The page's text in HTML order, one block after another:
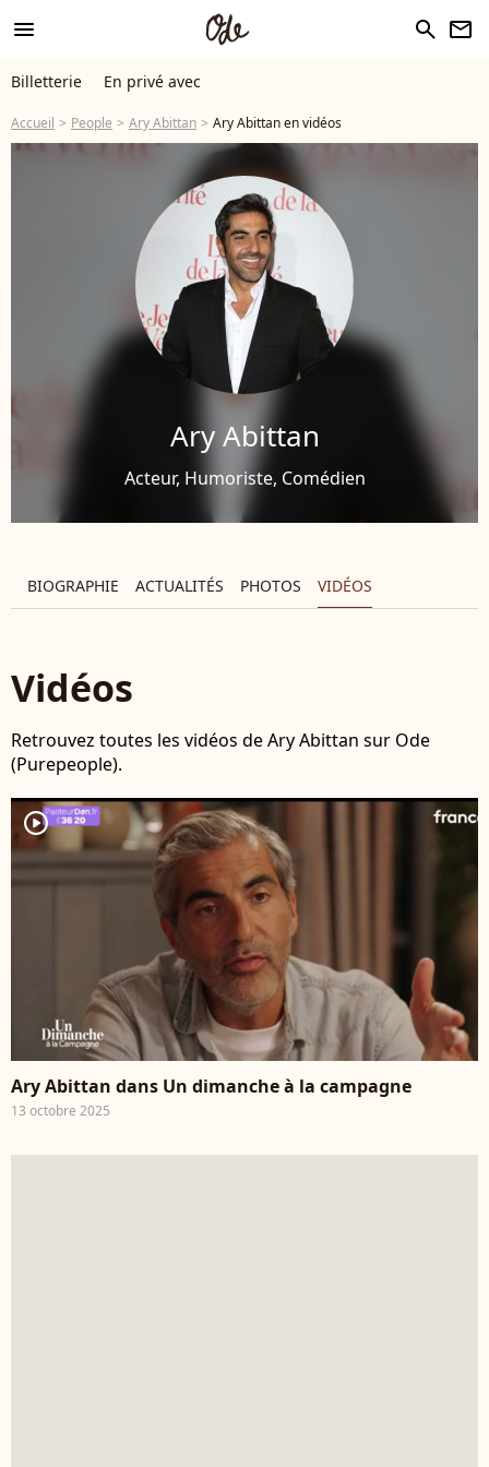
menu search newsletter
Billetterie En privé avec
Accueil People Ary Abittan Ary Abittan en vidéos
Ary Abittan
Acteur, Humoriste, Comédien
BIOGRAPHIE ACTUALITÉS PHOTOS VIDÉOS
Vidéos
Retrouvez toutes les vidéos de Ary Abittan sur Ode
(Purepeople).
player2
Ary Abittan dans Un dimanche à la campagne
13 octobre 2025